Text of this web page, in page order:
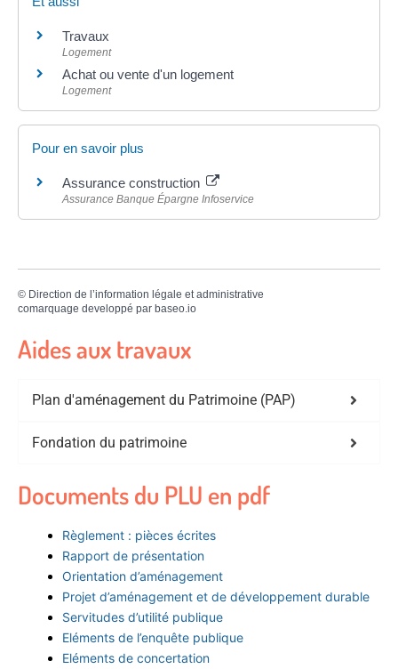
Travaux
Logement
Achat ou vente d'un logement
Logement
Pour en savoir plus
Assurance construction
Assurance Banque Épargne Infoservice
© Direction de l’information légale et administrative
comarquage developpé par baseo.io
Aides aux travaux
Plan d'aménagement du Patrimoine (PAP)
Fondation du patrimoine
Documents du PLU en pdf
Règlement : pièces écrites
Rapport de présentation
Orientation d’aménagement
Projet d’aménagement et de développement durable
Servitudes d’utilité publique
Eléments de l’enquête publique
Eléments de concertation